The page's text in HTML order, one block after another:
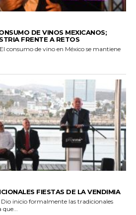
DE VINOS MEXICANOS;
FRENTE A RETOS
FIESTAS DE LA VENDIMIA